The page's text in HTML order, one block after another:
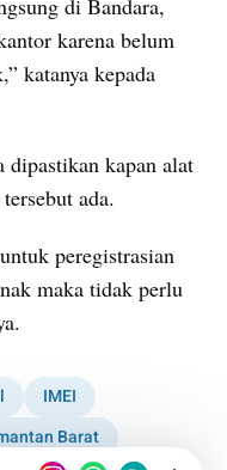
di Bandara,
karena belum
kapan alat
ada.
peregistrasian
maka tidak perlu
IMEI
Barat